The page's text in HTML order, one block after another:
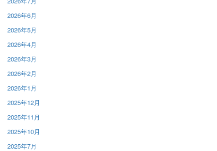
2026年6月
2026年5月
2026年4月
2026年3月
2026年2月
2026年1月
2025年12月
2025年11月
2025年10月
2025年7月